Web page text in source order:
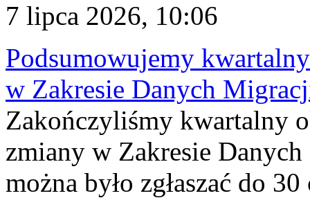
7 lipca 2026, 10:06
Podsumowujemy
w Zakresie Danych
Zakończyliśmy kwartalny
zmiany w Zakresie
można było zgłaszać do